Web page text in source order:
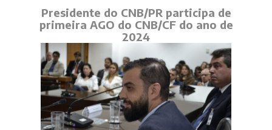
Presidente do CNB/PR participa de
primeira AGO do CNB/CF do ano de
2024